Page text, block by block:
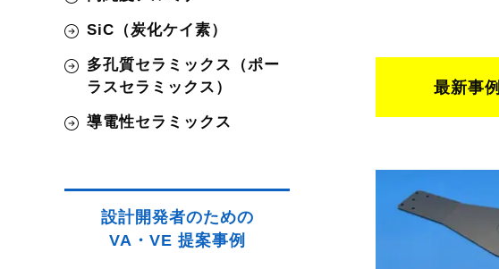
最新事例
SiC（炭化ケイ素）
多孔質セラミックス（ポー
ラスセラミックス）
導電性セラミックス
設計開発者のための
VA・VE 提案事例